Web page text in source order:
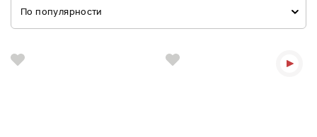
По популярности